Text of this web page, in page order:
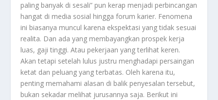
paling banyak di sesali” pun kerap menjadi perbincangan
hangat di media sosial hingga forum karier. Fenomena
ini biasanya muncul karena ekspektasi yang tidak sesuai
realita. Dan ada yang membayangkan prospek kerja
luas, gaji tinggi. Atau pekerjaan yang terlihat keren.
Akan tetapi setelah lulus justru menghadapi persaingan
ketat dan peluang yang terbatas. Oleh karena itu,
penting memahami alasan di balik penyesalan tersebut,
bukan sekadar melihat jurusannya saja. Berikut ini